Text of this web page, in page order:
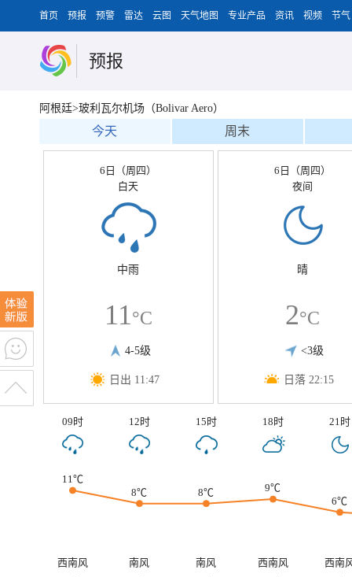
首页 预报 预警 雷达 云图 天气地图 专业产品 资讯 视频 节气
预报
阿根廷>玻利瓦尔机场（Bolivar Aero）
今天 周末
6日（周四）
白天
中雨
11°C
4-5级
日出 11:47
6日（周四）
夜间
晴
2°C
<3级
日落 22:15
09时 12时 15时 18时 21时
11℃
8℃
8℃
9℃
6℃
西南风 南风 南风 西南风
西南